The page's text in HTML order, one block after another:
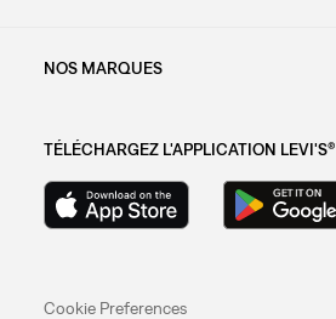
NOS MARQUES
TÉLÉCHARGEZ L'APPLICATION LEVI'S®
Cookie Preferences